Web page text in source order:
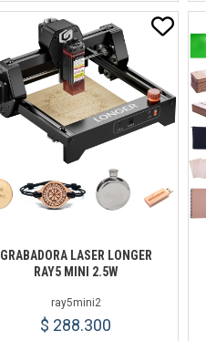
GRABADORA LASER LONGER
RAY5 MINI 2.5W
ray5mini2
$ 288.300